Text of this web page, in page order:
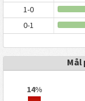
1-0
0-1
Mål
14%